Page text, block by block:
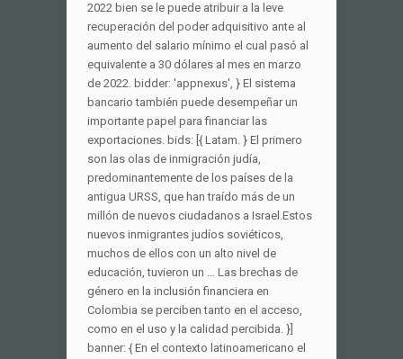
2022 bien se le puede atribuir a la leve
recuperación del poder adquisitivo ante al
aumento del salario mínimo el cual pasó al
equivalente a 30 dólares al mes en marzo
de 2022. bidder: 'appnexus', } El sistema
bancario también puede desempeñar un
importante papel para financiar las
exportaciones. bids: [{ Latam. } El primero
son las olas de inmigración judía,
predominantemente de los países de la
antigua URSS, que han traído más de un
millón de nuevos ciudadanos a Israel.Estos
nuevos inmigrantes judíos soviéticos,
muchos de ellos con un alto nivel de
educación, tuvieron un … Las brechas de
género en la inclusión financiera en
Colombia se perciben tanto en el acceso,
como en el uso y la calidad percibida. }]
banner: { En el contexto latinoamericano el